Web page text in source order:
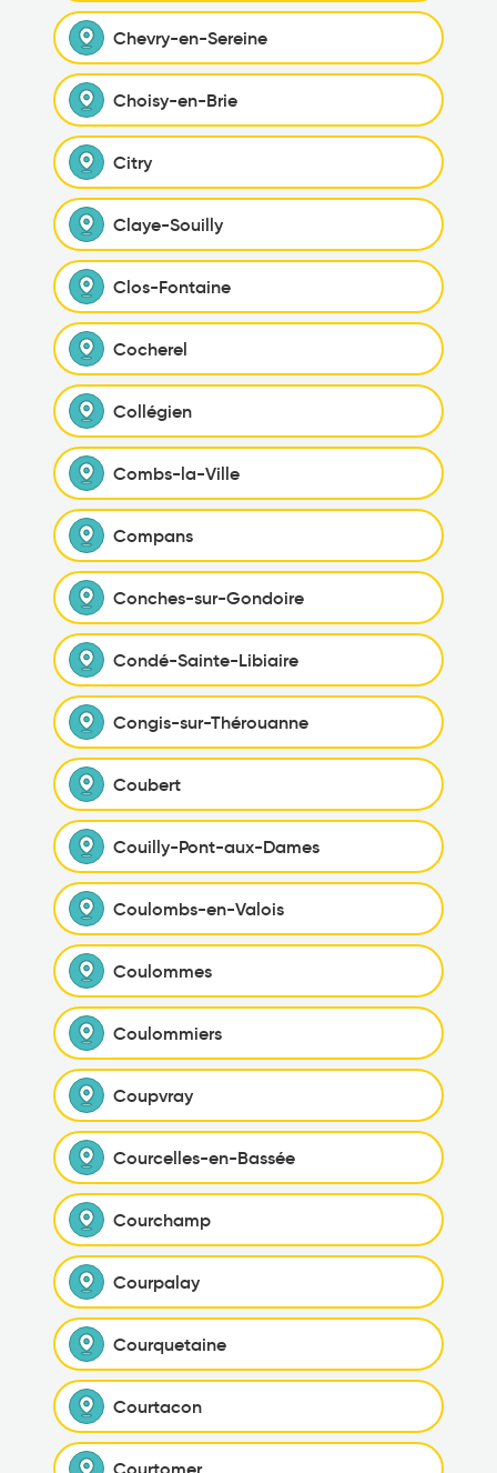
Chevry-en-Sereine
Choisy-en-Brie
Citry
Claye-Souilly
Clos-Fontaine
Cocherel
Collégien
Combs-la-Ville
Compans
Conches-sur-Gondoire
Condé-Sainte-Libiaire
Congis-sur-Thérouanne
Coubert
Couilly-Pont-aux-Dames
Coulombs-en-Valois
Coulommes
Coulommiers
Coupvray
Courcelles-en-Bassée
Courchamp
Courpalay
Courquetaine
Courtacon
Courtomer